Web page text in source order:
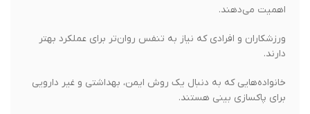
اهمیت می‌دهند.
ورزشکاران و افرادی که نیاز به تنفس روان‌تر برای عملکرد بهتر
دارند.
خانواده‌هایی که به دنبال یک روش ایمن، بهداشتی و غیر دارویی
برای پاکسازی بینی هستند.